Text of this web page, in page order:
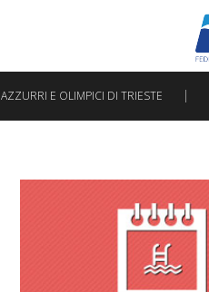
AZZURRI E OLIMPICI DI TRIESTE